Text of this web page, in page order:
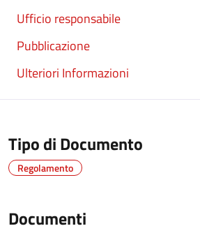
Ufficio responsabile
Pubblicazione
Ulteriori Informazioni
Tipo di Documento
Regolamento
Documenti